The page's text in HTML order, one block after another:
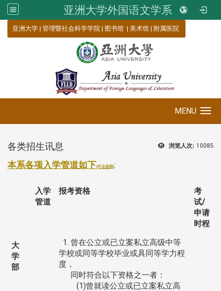
亚洲大学外国语文学系
亚洲大学 | 管理暨社会科学学院 | 图书馆 | 美术馆 | 附属医院
MENU
浏览人次: 10085
各类招生讯息
本系各项入学管道如下(可点选我):
大
学
部
入学
管道
报考资格
考
试/
申请
时程
1. 曾在公立或已立案私立高级中等
学校或同等学校毕业或具同等学力程
度，
同时符合以下资格之一者：
(1)曾就读公立或已立案私立高